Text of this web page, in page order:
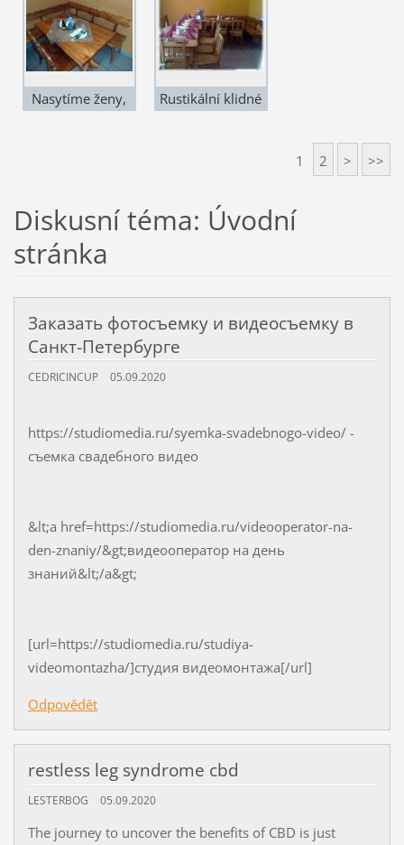
Nasytíme ženy,
Rustikální klidné
1 2 > >>
Diskusní téma: Úvodní
stránka
Заказать фотосъемку и видеосъемку в
Санкт-Петербурге
CEDRICINCUP 05.09.2020
https://studiomedia.ru/syemka-svadebnogo-video/ -
съемка свадебного видео
&lt;a href=https://studiomedia.ru/videooperator-na-
den-znaniy/&gt;видеооператор на день
знаний&lt;/a&gt;
[url=https://studiomedia.ru/studiya-
videomontazha/]студия видеомонтажа[/url]
Odpovědět
restless leg syndrome cbd
LESTERBOG 05.09.2020
The journey to uncover the benefits of CBD is just